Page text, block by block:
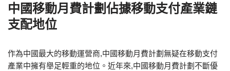
中國移動月費計劃佔據移動支付產業鏈
支配地位
作為中國最大的移動運營商,中國移動月費計劃 無疑在移動支付
產業中擁有舉足輕重的地位。近年來,中國移動月費計劃 不斷優